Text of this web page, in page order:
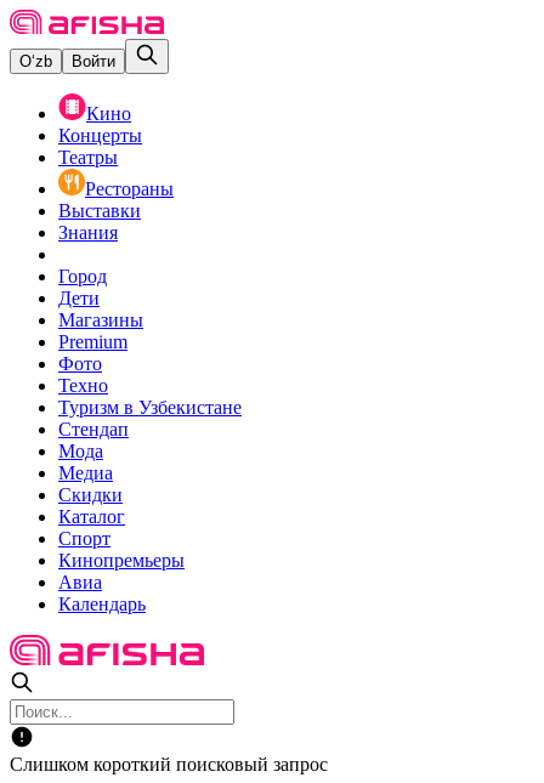
O‘zb Войти
Кино
Концерты
Театры
Рестораны
Выставки
Знания
Город
Дети
Магазины
Premium
Фото
Техно
Туризм в Узбекистане
Стендап
Мода
Медиа
Скидки
Каталог
Спорт
Кинопремьеры
Авиа
Календарь
Слишком короткий поисковый запрос